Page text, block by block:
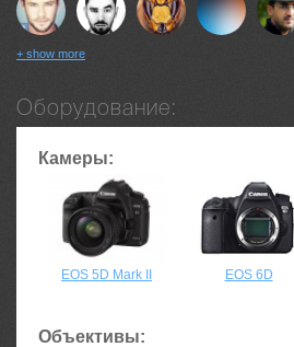
+ show more
Оборудование:
Камеры:
EOS 5D Mark II EOS 6D
Объективы: